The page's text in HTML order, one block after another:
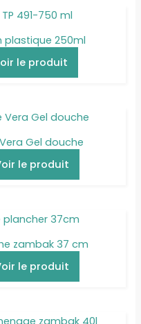
plastique 250ml
le produit
Gel douche
le produit
zambak 37 cm
le produit